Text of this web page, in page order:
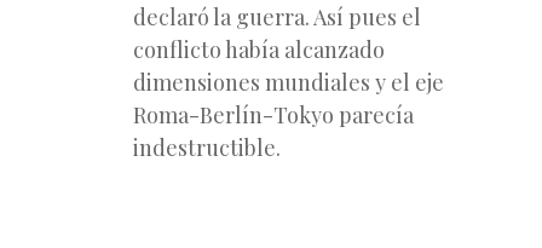
declaró la guerra. Así pues el
conflicto había alcanzado
dimensiones mundiales y el eje
Roma-Berlín-Tokyo parecía
indestructible.